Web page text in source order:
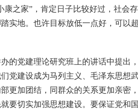
康之家”，肯定日子比较好过，社会
实地。 也许目标放低一点好，可以
的党建理论研究班上的讲话中提出
党建设成为马列主义、毛泽东思想
更加团结，同群众的关系更加亲密
要切实加强思想建设。 要保证党和